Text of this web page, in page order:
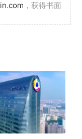
，获得书面